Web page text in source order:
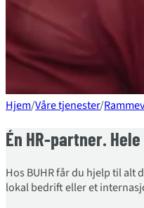
Hjem/Våre tjenester/
Én HR-partner.
Hos BUHR får du hjelp til alt
lokal bedrift eller et